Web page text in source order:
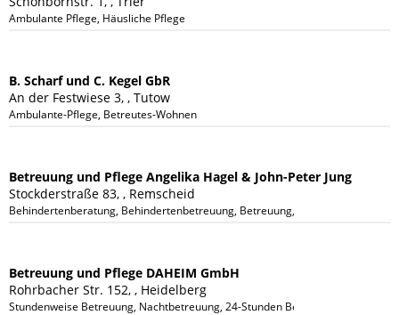
Ambulante Pflege, Häusliche Pflege
B. Scharf und C. Kegel GbR
An der Festwiese 3, , Tutow
Ambulante-Pflege, Betreutes-Wohnen
Betreuung und Pflege Angelika Hagel & John-Peter Jung
Stockderstraße 83, , Remscheid
Behindertenberatung, Behindertenbetreuung, Betreuung, Dienstleistungen,
Betreuung und Pflege DAHEIM GmbH
Rohrbacher Str. 152, , Heidelberg
Stundenweise Betreuung, Nachtbetreuung, 24-Stunden Betreuung,